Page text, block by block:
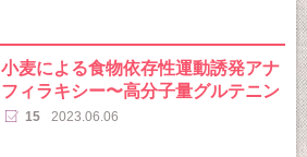
小麦による食物依存性運動誘発アナ
フィラキシー〜高分子量グルテニン
15 2023.06.06